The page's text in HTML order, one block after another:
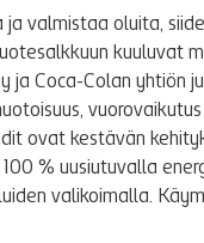
ja valmistaa oluita,
kuuluvat
ja Coca-Colan yhtiön
ovat kestävän
% uusiutuvalla
valikoimalla.